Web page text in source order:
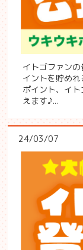
イトゴファン
イントを貯め
ポイント、イ
えます♪...
24/03/07